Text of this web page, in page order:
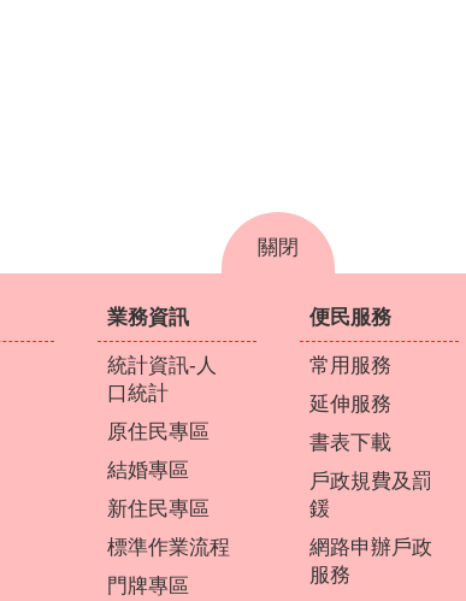
關閉
業務資訊
統計資訊-人
口統計
原住民專區
結婚專區
新住民專區
標準作業流程
門牌專區
便民服務
常用服務
延伸服務
書表下載
戶政規費及罰
鍰
網路申辦戶政
服務